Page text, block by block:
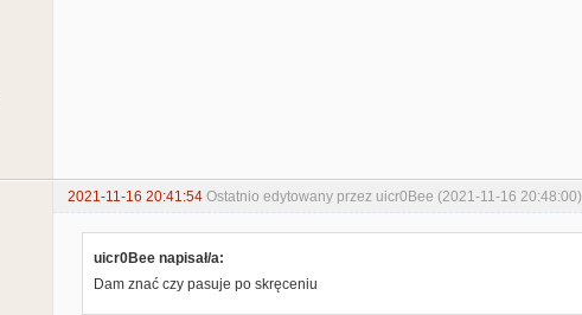
2021-11-16 20:41:54 Ostatnio edytowany przez uicr0Bee (2021-11-16 20:48:00)
uicr0Bee napisał/a:
Dam znać czy pasuje po skręceniu